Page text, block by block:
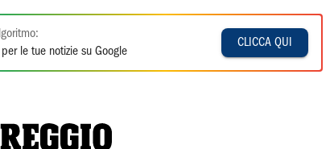
le tue notizie su Google
CLICCA QUI